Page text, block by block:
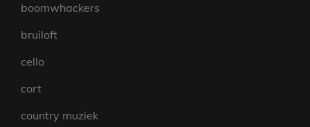
boomwhackers
bruiloft
cello
cort
country muziek